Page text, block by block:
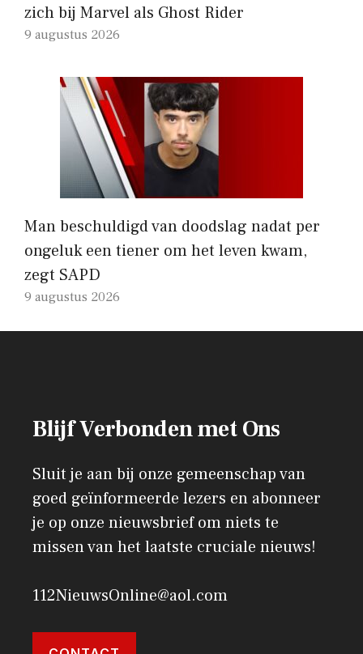
zich bij Marvel als Ghost Rider
9 augustus 2026
Man beschuldigd van doodslag nadat per
ongeluk een tiener om het leven kwam,
zegt SAPD
9 augustus 2026
Blijf Verbonden met Ons
Sluit je aan bij onze gemeenschap van
goed geïnformeerde lezers en abonneer
je op onze nieuwsbrief om niets te
missen van het laatste cruciale nieuws!
112NieuwsOnline@aol.com